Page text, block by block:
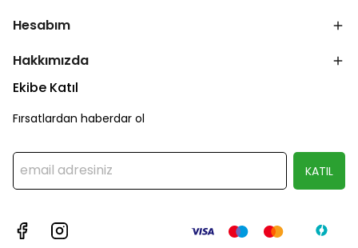
Hesabım
Hakkımızda
Ekibe Katıl
Fırsatlardan haberdar ol
KATIL